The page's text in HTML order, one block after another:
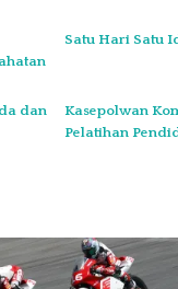
Satu Hari Satu
dan
Kasepolwan
Pelatihan